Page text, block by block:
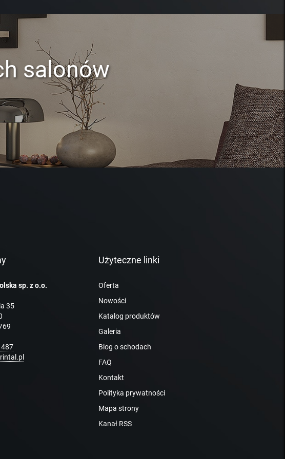
salonów
sp. z o.o.
35
Użyteczne linki
Oferta
Nowości
Katalog produktów
Galeria
Blog o schodach
FAQ
Kontakt
Polityka prywatności
Mapa strony
Kanał RSS